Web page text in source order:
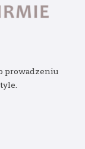
prowadzeniu